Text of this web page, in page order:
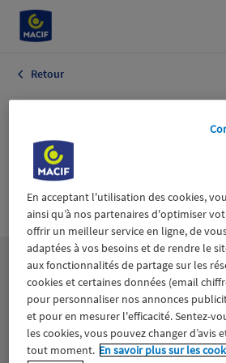
Retour
LA VOIX DU
NORD EDITION
LILLE (SIEGE
SOCIAL)
Lesthématiques
Aidants Catastrophes naturelles
En acceptant l'utilisation des cookies,
ainsi qu’à nos partenaires d'optimiser
offrir un meilleur service en ligne, de
adaptées à vos besoins et de rendre le
aux fonctionnalités de partage sur les
cookies et certaines données (email
pour personnaliser nos annonces
et pour en mesurer l'efficacité. Sentez-
les cookies, vous pouvez changer d’avis
tout moment. En savoir plus sur les